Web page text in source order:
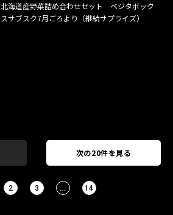
北海道産野菜詰め合わせセット ベジタボック
スサブスク7月ごろより（継続サプライズ）
次の20件を見る
2 3 … 14